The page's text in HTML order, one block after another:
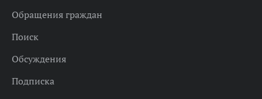
Обращения граждан
Поиск
Обсуждения
Подписка